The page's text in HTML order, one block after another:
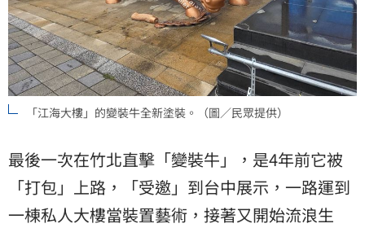
「江海大樓」的變裝牛全新塗裝。（圖／民眾提供）
最後一次在竹北直擊「變裝牛」，是4年前它被
「打包」上路，「受邀」到台中展示，一路運到
一棟私人大樓當裝置藝術，接著又開始流浪生